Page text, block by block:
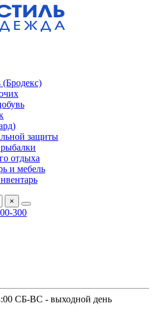
защиты
отдыха
и мебель
×
300
СБ-ВС - выходной день